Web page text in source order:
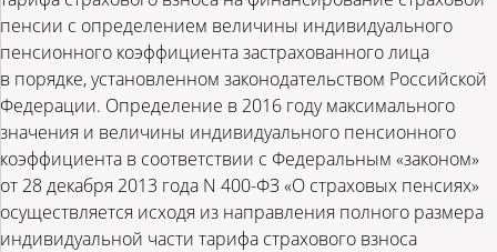
пенсии с определением величины индивидуального
пенсионного коэффициента застрахованного лица
в порядке, установленном законодательством Российской
Федерации. Определение в 2016 году максимального
значения и величины индивидуального пенсионного
коэффициента в соответствии с Федеральным «законом»
от 28 декабря 2013 года N 400-ФЗ «О страховых пенсиях»
осуществляется исходя из направления полного размера
индивидуальной части тарифа страхового взноса